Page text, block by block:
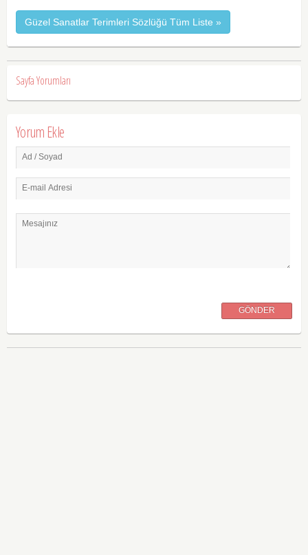
Güzel Sanatlar Terimleri Sözlüğü Tüm Liste »
Sayfa Yorumları
Yorum Ekle
Ad / Soyad
E-mail Adresi
Mesajınız
GÖNDER